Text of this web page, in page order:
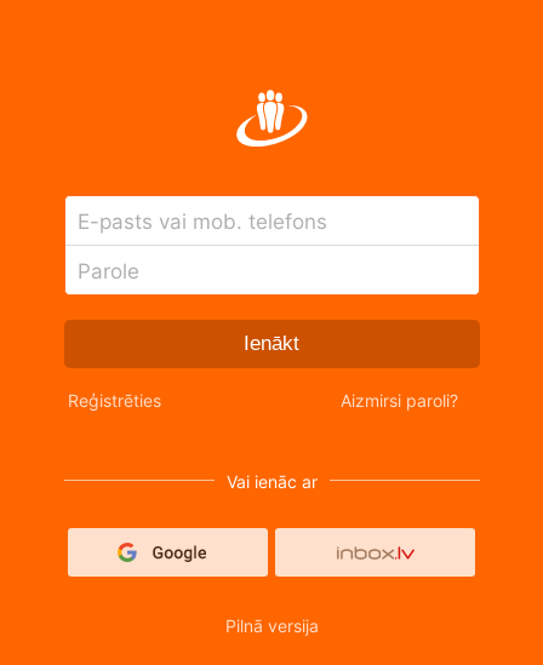
E-pasts vai mob. telefons
Parole
Ienākt
Reģistrēties Aizmirsi paroli?
Vai ienāc ar
Pilnā versija